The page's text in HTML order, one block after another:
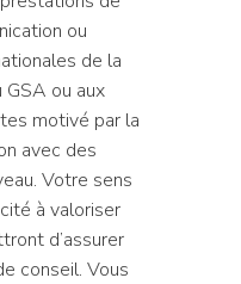
ou
de la
GSA ou aux
motivé par la
avec des
Votre sens
à valoriser
d’assurer
conseil. Vous